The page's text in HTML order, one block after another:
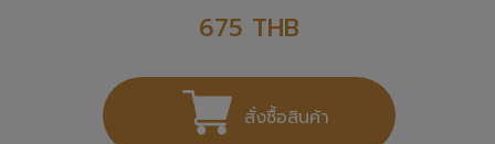
675 THB
สั่งซื้อสินค้า